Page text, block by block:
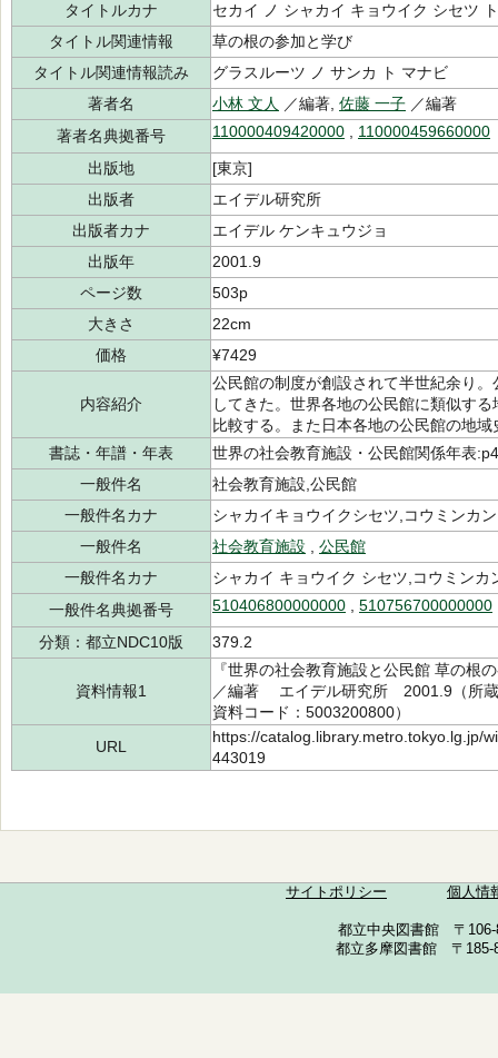
タイトルカナ
セカイ ノ シャカイ キョウイク シセツ
タイトル関連情報
草の根の参加と学び
タイトル関連情報読み
グラスルーツ ノ サンカ ト マナビ
著者名
小林 文人 ／編著, 佐藤 一子 ／編著
著者名典拠番号
110000409420000 110000459660000
出版地
[東京]
出版者
エイデル研究所
出版者カナ
エイデル ケンキュウジョ
出版年
2001.9
ページ数
503p
大きさ
22cm
価格
¥7429
内容紹介
公民館の制度が創設されて半世紀余り
してきた。世界各地の公民館に類似す
比較する。また日本各地の公民館の地
書誌・年譜・年表
世界の社会教育施設・公民館関係年表
一般件名
社会教育施設,公民館
一般件名カナ
シャカイキョウイクシセツ,コウミンカン
一般件名
社会教育施設
公民館
一般件名カナ
シャカイ キョウイク シセツ,コウミンカ
一般件名典拠番号
510406800000000 510756700000000
分類：都立NDC10版 379.2
資料情報1
『世界の社会教育施設と公民館 草の
／編著 エイデル研究所 2001.9（所
資料コード：5003200800）
URL
https://catalog.library.metro.tokyo.lg.jp/
443019
サイトポリシー 個人情
都立中央図書館 〒
都立多摩図書館 〒185-